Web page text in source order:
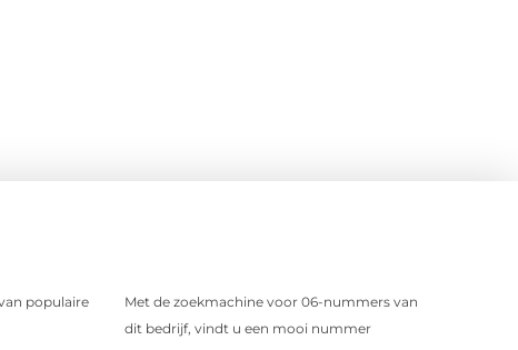
populaire
Met de zoekmachine voor 06-nummers van
dit bedrijf, vindt u een mooi nummer